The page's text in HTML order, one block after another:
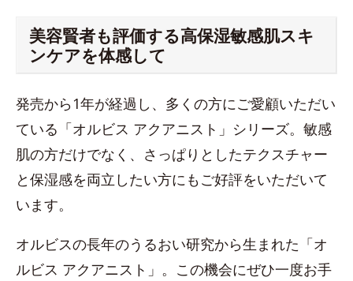
美容賢者も評価する高保湿敏感肌スキ
ンケアを体感して
発売から1年が経過し、多くの方にご愛顧いただい
ている「オルビス アクアニスト」シリーズ。敏感
肌の方だけでなく、さっぱりとしたテクスチャー
と保湿感を両立したい方にもご好評をいただいて
います。
オルビスの長年のうるおい研究から生まれた「オ
ルビス アクアニスト」。この機会にぜひ一度お手